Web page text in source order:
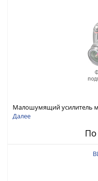
Малошумящий усилитель
Pмакс. вых=10 дБм (P1дБ)
Далее
По